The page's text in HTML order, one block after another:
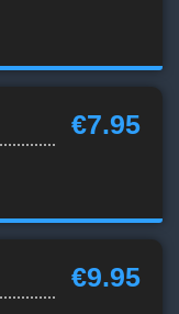
€7.95
€9.95